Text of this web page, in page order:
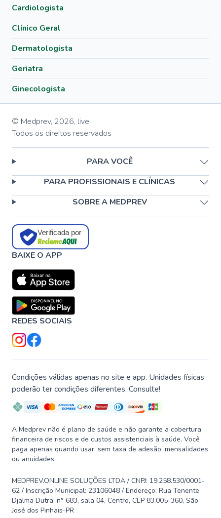
Cardiologista
Clínico Geral
Dermatologista
Geriatra
Ginecologista
© Medprev, 2026, live
Todos os direitos reservados
PARA VOCÊ
PARA PROFISSIONAIS E CLÍNICAS
SOBRE A MEDPREV
Verificada por
BAIXE O APP
REDES SOCIAIS
Condições válidas apenas no site e app. Unidades físicas
poderão ter condições diferentes. Consulte!
A Medprev não é plano de saúde e não garante a cobertura
financeira de riscos e de custos assistenciais à saúde. Você
paga apenas quando usar, sem taxa de adesão, mensalidades
ou anuidades.
MEDPREV.ONLINE SOLUÇÕES LTDA / CNPJ: 19.258.530/0001-
62 / Inscrição Municipal: 23106048 / Endereço: Rua Tenente
Djalma Dutra, n° 683, sala 04, Centro, CEP 83.005-360, São
José dos Pinhais-PR